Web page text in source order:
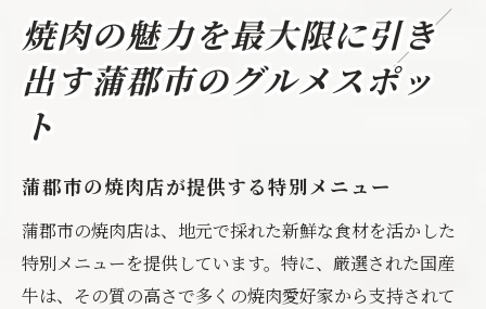
焼肉の魅力を最大限に引き
出す蒲郡市のグルメスポッ
ト
蒲郡市の焼肉店が提供する特別メニュー
蒲郡市の焼肉店は、地元で採れた新鮮な食材を活かした
特別メニューを提供しています。特に、厳選された国産
牛は、その質の高さで多くの焼肉愛好家から支持されて